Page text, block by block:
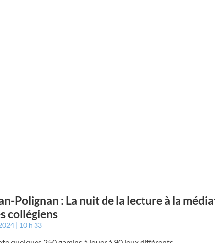
Polignan : La nuit de la lecture à la
collégiens
10 h 33